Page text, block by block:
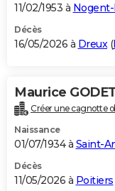
11/02/1953 à
Décès
16/05/2026 à Dreux (
Maurice
Créer une cagnotte
Naissance
01/07/1934 à Saint-
Décès
11/05/2026 à Poitiers